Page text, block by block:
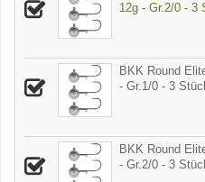
12g - Gr.2/0 - 3
BKK Round
- Gr.1/0 - 3
BKK Round
- Gr.2/0 - 3